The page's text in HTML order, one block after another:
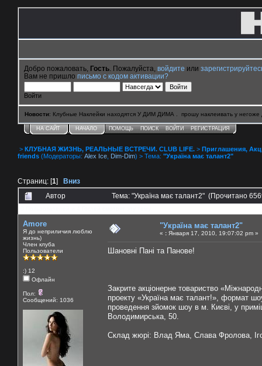
Добро пожаловать, Гость . Пожалуйста, войдите или
Вам не пришло письмо с кодом активации?
Войти
Новости: Клубные Наклейки находятся У ДИМ ДИМА . прошу наклеивать у негоже
НА САЙТ НАЧАЛО ПОМОЩЬ ПОИСК ВОЙТИ РЕГИСТРАЦИЯ
> КЛУБНАЯ ЖИЗНЬ, РЕАЛЬНЫЕ ВСТРЕЧИ. CLUB LIFE. > Приглашения,
friends (Модераторы: Alex Ice Dim-Dim) > Тема: "Україна має талант2"
Страниц: [1] Вниз
Автор
Тема: "Україна має талант2" (Прочитано
Amore
Я до неприличия люблю
жизнь)
Член клуба
Пользователи
:) 12
Офлайн
Пол:
Сообщений: 1036
"Україна має талант2"
« : Января 17, 2010, 19:07:02 pm »
Шановні Пані та Панове!
Закрите акціонерне товариство
проекту «Україна має талант!», формат
проведення зйомок шоу в м. Києві, у
Володимирська, 50.
Cклад жюрі: Влад Яма, Слава Фролова,